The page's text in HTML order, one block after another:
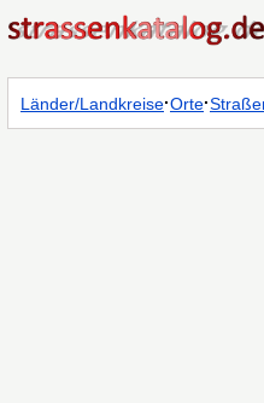
Länder/Landkreise·Orte·